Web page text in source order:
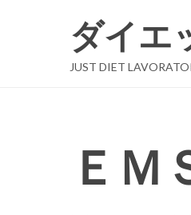
ダイエ
JUST DIET
ＥＭ